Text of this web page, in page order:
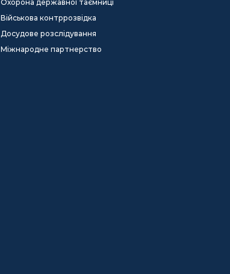
Охорона державної таємниці
Військова контррозвідка
Досудове розслідування
Міжнародне партнерство